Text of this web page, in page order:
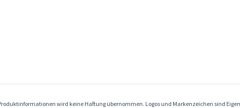
wird keine Haftung übernommen. Logos und Markenzeichen sind